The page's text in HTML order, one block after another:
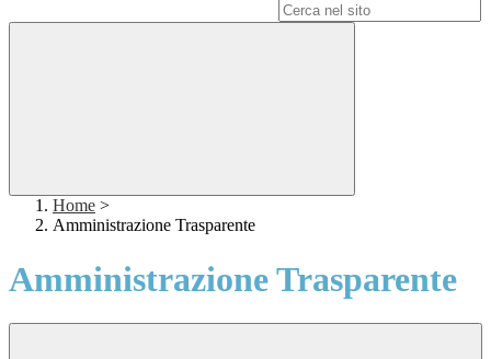
Home >
Amministrazione Trasparente
Amministrazione Trasparente